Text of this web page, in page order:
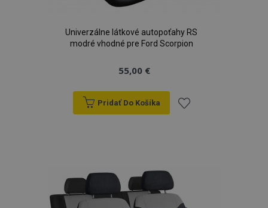
Univerzálne látkové autopoťahy RS
modré vhodné pre Ford Scorpion
55,00 €
Pridať Do Košíka
prianí